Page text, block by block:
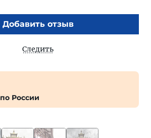
Добавить отзыв
Следить
по России